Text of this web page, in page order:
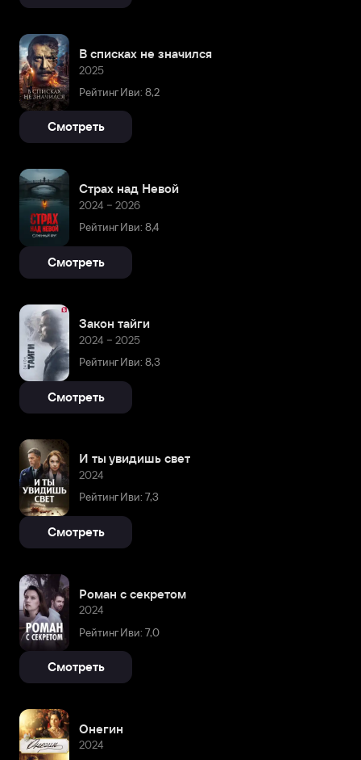
В списках не значился
2025
Рейтинг Иви: 8,2
Смотреть
Страх над Невой
2024 – 2026
Рейтинг Иви: 8,4
Смотреть
Закон тайги
2024 – 2025
Рейтинг Иви: 8,3
Смотреть
И ты увидишь свет
2024
Рейтинг Иви: 7,3
Смотреть
Роман с секретом
2024
Рейтинг Иви: 7,0
Смотреть
Онегин
2024